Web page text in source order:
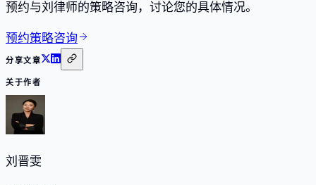
预约与刘律师的策略咨询，讨论您的具体情况。
预约策略咨询
分享文章
关于作者
刘晋雯